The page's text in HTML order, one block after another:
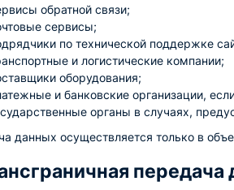
обратной связи;
сервисы;
по технической поддержке
и логистические компании;
оборудования;
и банковские организации,
органы в случаях,
данных осуществляется только в
передача